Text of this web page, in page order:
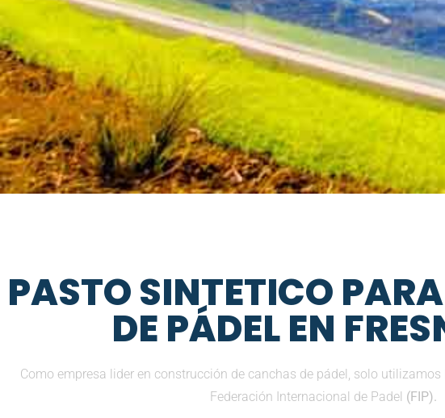
PASTO SINTETICO
DE PÁDEL EN
Como empresa lider en construcción de canchas de pádel, solo
Federación Internacional de Padel (FIP).